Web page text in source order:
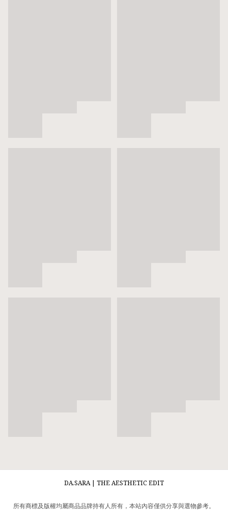
DA.SARA | THE AESTHETIC EDIT
所有商標及版權均屬商品品牌持有人所有，本站內容僅供分享與選物參考。